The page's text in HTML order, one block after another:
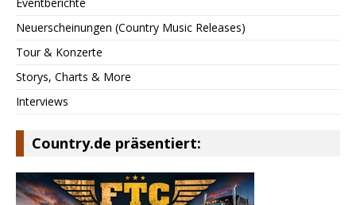
Neuerscheinungen (Country Music Releases)
Tour & Konzerte
Storys, Charts & More
Interviews
Country.de präsentiert: